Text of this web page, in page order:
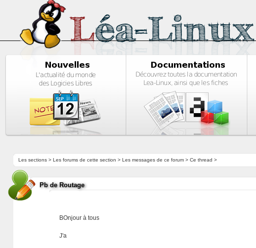
Les sections> Les forums de cette section > Les messages de ce forum> Ce thread >
Pb de Routage
BOnjour à tous
J'a